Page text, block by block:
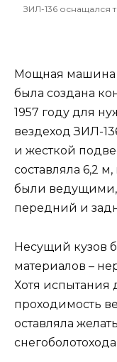
ЗИЛ-136 оснащался
Мощная машина
была создана
1957 году для
вездеход ЗИЛ-
и жесткой
составляла 6,2
были
передний и
Несущий кузов
материалов –
Хотя испытания
проходимость
оставляла